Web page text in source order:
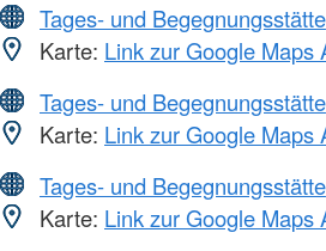
Tages- und Begegnungsstätte
Karte: Link zur Google Maps
Tages- und Begegnungsstätte
Karte: Link zur Google Maps
Tages- und Begegnungsstätte
Karte: Link zur Google Maps